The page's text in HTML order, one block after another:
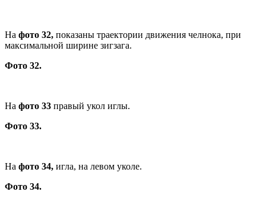
На фото 32, показаны траектории движения челнока, при
максимальной ширине зигзага.
Фото 32.
На фото 33 правый укол иглы.
Фото 33.
На фото 34, игла, на левом уколе.
Фото 34.